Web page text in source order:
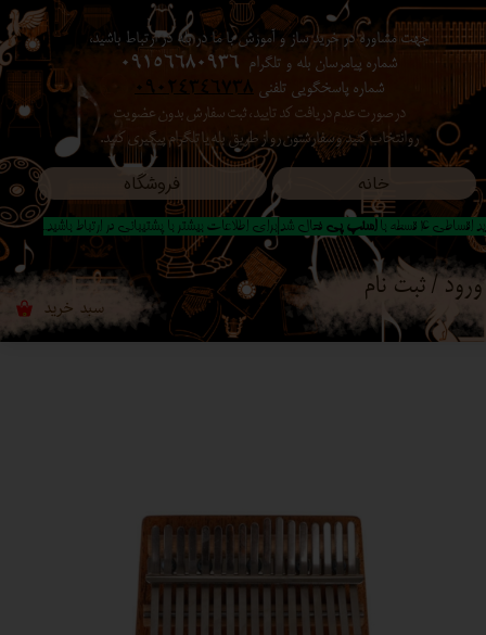
خانه فروشگاه
جهت مشاوره در خرید ساز و آموزش با ما در بله در ارتباط باشید،
شماره پیامرسان بله و تلگرام 09156680936
شماره پاسخگویی تلفنی 09024346738
در صورت عدم دریافت کد تایید ، ثبت سفارش بدون عضویت
رو انتخاب کنید ​​​​​​​ و سفارشتون رو از طریق بله یا تلگرام پیگیری کنید.
۰ سبد خرید
ورود / ثبت نام
حساب کاربری من
تغییر گذر واژه
سفارشات
خروج از حساب کاربری
اقساطی 4 قسطه با اسنپ پی فعال شد|برای اطلاعات بیشتر با پشتیبانی در ارتباط باشید..